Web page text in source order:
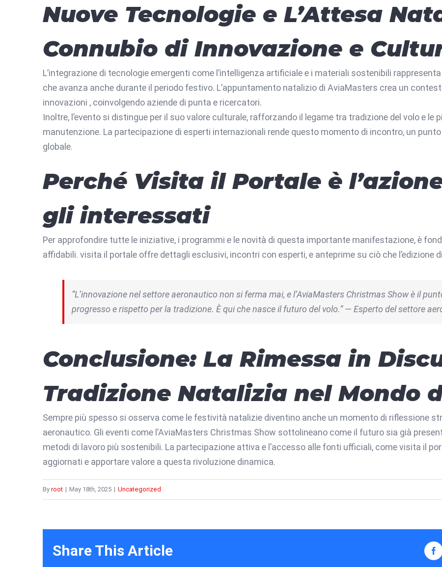
Nuove Tecnologie e L’Attesa
Connubio di Innovazione e
L’integrazione di tecnologie emergenti come l’intelligenza artificiale e i materiali sostenibili
che avanza anche durante il periodo festivo. L’appuntamento natalizio di AviaMasters crea un
innovazioni , coinvolgendo aziende di punta e ricercatori.
Inoltre, l’evento si distingue per il suo valore culturale, rafforzando il legame tra tradizione del volo e
manutenzione. La partecipazione di esperti internazionali rende questo momento di incontro, un
globale.
Perché Visita il Portale è
gli interessati
Per approfondire tutte le iniziative, i programmi e le novità di questa importante manifestazione, è
affidabili. visita il portale offre dettagli esclusivi, incontri con esperti, e anteprime su ciò che l’edizione
“L’innovazione nel settore aeronautico non si ferma mai, e l’AviaMasters Christmas Show è il
progresso e rispetto per la tradizione. È qui che nasce il futuro del volo.” — Esperto del settore
Conclusione: La Rimessa in
Tradizione Natalizia nel Mondo
Sempre più spesso si osserva come le festività natalizie diventino anche un momento di riflessione
aeronautico. Gli eventi come l’AviaMasters Christmas Show sottolineano come il futuro sia già
metodi di lavoro più sostenibili. La partecipazione attiva e l’accesso alle fonti ufficiali, come visita il
aggiornati e apportare valore a questa rivoluzione dinamica.
By root | May 18th, 2025 | Uncategorized
Share This Article